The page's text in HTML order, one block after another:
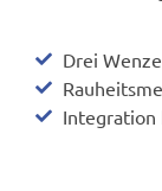
Drei
Integration